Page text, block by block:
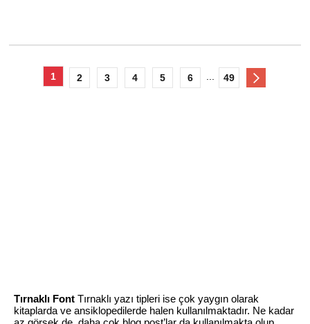
1 2 3 4 5 6 49
Tırnaklı Font Tırnaklı yazı tipleri ise çok yaygın olarak
kitaplarda ve ansiklopedilerde halen kullanılmaktadır. Ne kadar